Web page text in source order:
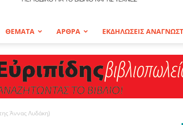
ΘΕΜΑΤΑ ΑΡΘΡΑ ΕΚΔΗΛΩΣΕΙΣ
Άννας Λυδάκη)